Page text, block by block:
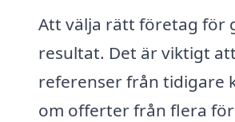
Att välja rätt företag för
resultat. Det är viktigt
referenser från tidigare
om offerter från flera